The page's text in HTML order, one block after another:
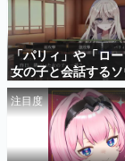
電ファミのいま
アプリセール情報
インタビュー
連載・
殿
「パリィ」や「ロ
女の子と会話する
恋愛ゲーム『小早
ルライク』無料公
敗すると「YOU
注目度